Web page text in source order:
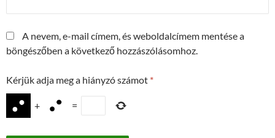
A nevem, e-mail címem, és weboldalcímem mentése a
böngészőben a következő hozzászólásomhoz.
Kérjük adja meg a hiányzó számot *
+ =